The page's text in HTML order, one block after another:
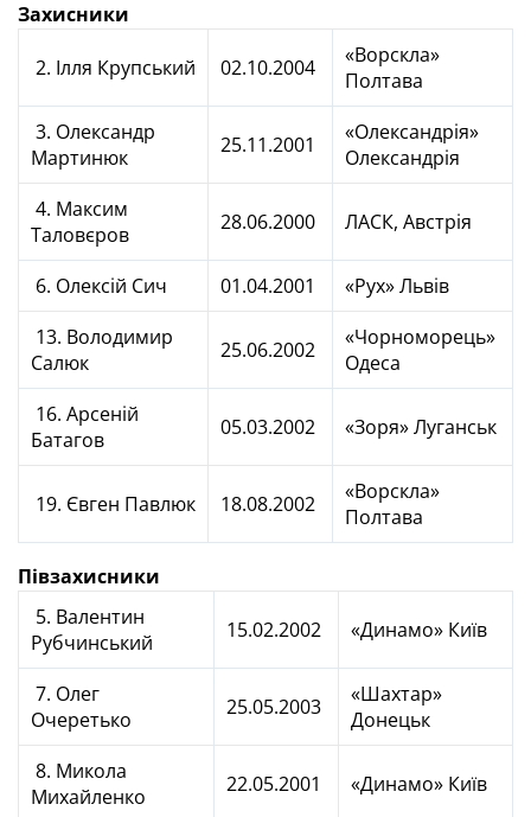
Захисники
2. Ілля Крупський 02.10.2004
«Ворскла»
Полтава
3. Олександр
Мартинюк
25.11.2001
«Олександрія»
Олександрія
4. Максим
Таловєров
28.06.2000 ЛАСК, Австрія
6. Олексій Сич 01.04.2001
«Рух» Львів
13. Володимир
Салюк
25.06.2002
«Чорноморець»
Одеса
16. Арсеній
Батагов
05.03.2002 «Зоря» Луганськ
19. Євген Павлюк 18.08.2002
«Ворскла»
Полтава
Півзахисники
5. Валентин
Рубчинський
15.02.2002 «Динамо» Київ
7. Олег
Очеретько
25.05.2003
«Шахтар»
Донецьк
8. Микола
Михайленко
22.05.2001 «Динамо» Київ